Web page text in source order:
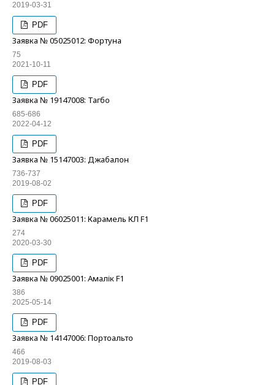
2019-03-31
PDF
Заявка № 05025012: Фортуна
75
2021-10-11
PDF
Заявка № 19147008: Тагбо
685-686
2022-04-12
PDF
Заявка № 15147003: Джабалон
736-737
2019-08-02
PDF
Заявка № 06025011: Карамель КЛ F1
274
2020-03-30
PDF
Заявка № 09025001: Амалік F1
386
2025-05-14
PDF
Заявка № 14147006: Портоальто
466
2019-08-03
PDF